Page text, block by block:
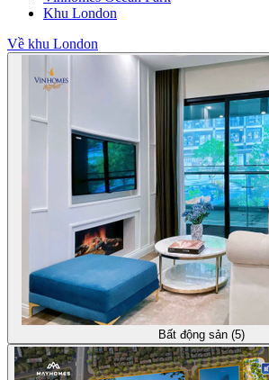
Khu London
Về khu London
Bất động sản (5)